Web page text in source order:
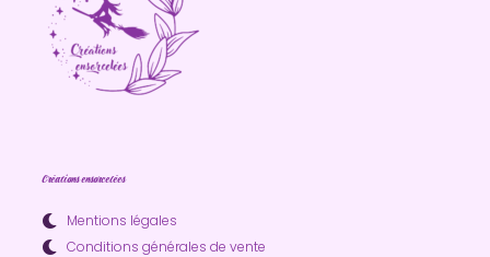
Créations ensorcelées
Mentions légales
Conditions générales de vente